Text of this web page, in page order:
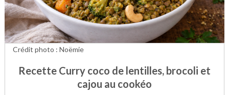
Recette Curry coco de lentilles, brocoli et
cajou au cookéo
Crédit photo : Noëmie